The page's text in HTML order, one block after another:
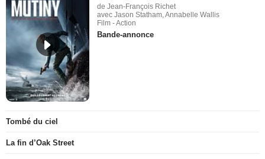
de Jean-François Richet
avec Jason Statham, Annabelle Wallis
Film - Action
Bande-annonce
Tombé du ciel
La fin d’Oak Street